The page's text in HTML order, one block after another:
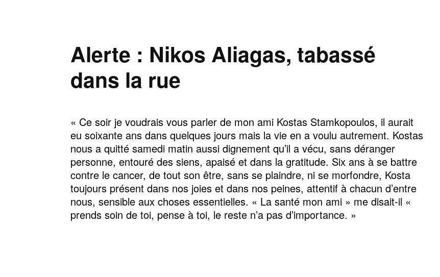
Alerte : Nikos Aliagas, tabassé
dans la rue
« Ce soir je voudrais vous parler de mon ami Kostas Stamkopoulos, il aurait
eu soixante ans dans quelques jours mais la vie en a voulu autrement. Kostas
nous a quitté samedi matin aussi dignement qu’il a vécu, sans déranger
personne, entouré des siens, apaisé et dans la gratitude. Six ans à se battre
contre le cancer, de tout son être, sans se plaindre, ni se morfondre, Kosta
toujours présent dans nos joies et dans nos peines, attentif à chacun d’entre
nous, sensible aux choses essentielles. « La santé mon ami » me disait-il «
prends soin de toi, pense à toi, le reste n’a pas d’importance. »